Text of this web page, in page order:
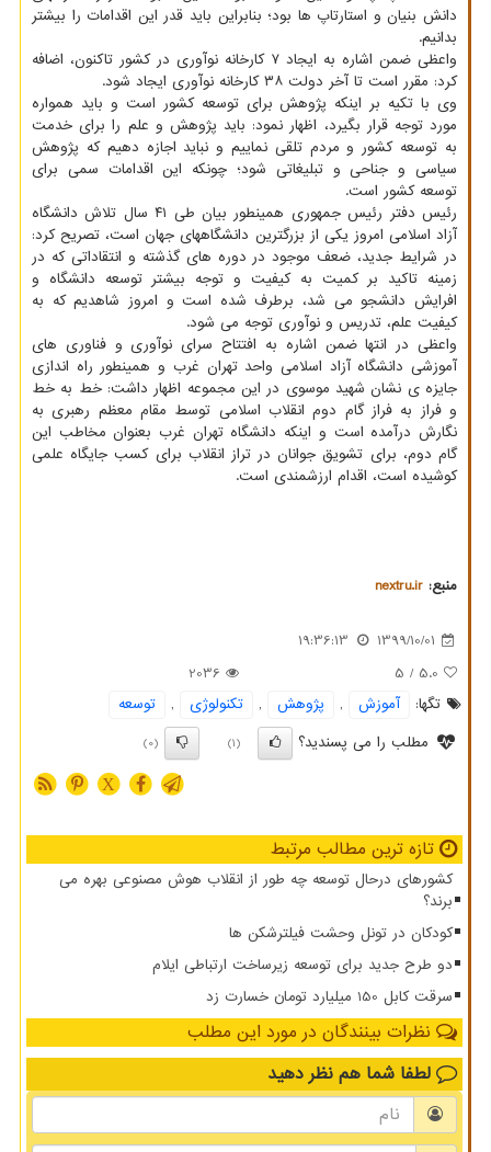
دانش بنیان و استارتاپ ها بود؛ بنابراین باید قدر این اقدامات را بیشتر
بدانیم.
واعظی ضمن اشاره به ایجاد ۷ کارخانه نوآوری در کشور تاکنون، اضافه
کرد: مقرر است تا آخر دولت ۳۸ کارخانه نوآوری ایجاد شود.
وی با تکیه بر اینکه پژوهش برای توسعه کشور است و باید همواره
مورد توجه قرار بگیرد، اظهار نمود: باید پژوهش و علم را برای خدمت
به توسعه کشور و مردم تلقی نماییم و نباید اجازه دهیم که پژوهش
سیاسی و جناحی و تبلیغاتی شود؛ چونکه این اقدامات سمی برای
توسعه کشور است.
رئیس دفتر رئیس جمهوری همینطور بیان طی ۴۱ سال تلاش دانشگاه
آزاد اسلامی امروز یکی از بزرگترین دانشگاههای جهان است، تصریح کرد:
در شرایط جدید، ضعف موجود در دوره های گذشته و انتقاداتی که در
زمینه تاکید بر کمیت به کیفیت و توجه بیشتر توسعه دانشگاه و
افرایش دانشجو می شد، برطرف شده است و امروز شاهدیم که به
کیفیت علم، تدریس و نوآوری توجه می شود.
واعظی در انتها ضمن اشاره به افتتاح سرای نوآوری و فناوری های
آموزشی دانشگاه آزاد اسلامی واحد تهران غرب و همینطور راه اندازی
جایزه ی نشان شهید موسوی در این مجموعه اظهار داشت: خط به خط
و فراز به فراز گام دوم انقلاب اسلامی توسط مقام معظم رهبری به
نگارش درآمده است و اینکه دانشگاه تهران غرب بعنوان مخاطب این
گام دوم، برای تشویق جوانان در تراز انقلاب برای کسب جایگاه علمی
کوشیده است، اقدام ارزشمندی است.
منبع: nextru.ir
1399/10/01
19:36:13
5.0
/ 5
2036
تگها:
آموزش , پژوهش , تكنولوژی ,
توسعه
مطلب را می پسندید؟
(1)
(0)
X
تازه ترین مطالب مرتبط
کشورهای درحال توسعه چه طور از انقلاب هوش مصنوعی بهره می
برند؟
کودکان در تونل وحشت فیلترشکن ها
دو طرح جدید برای توسعه زیرساخت ارتباطی ایلام
سرقت کابل 150 میلیارد تومان خسارت زد
نظرات بینندگان در مورد این مطلب
لطفا شما هم نظر دهید